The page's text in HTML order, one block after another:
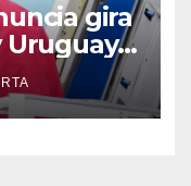
gira
Uruguay